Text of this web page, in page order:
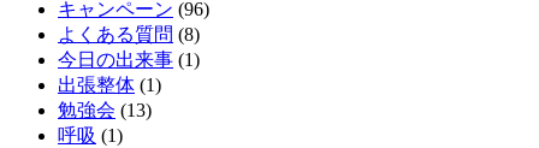
キャンペーン (96)
よくある質問 (8)
今日の出来事 (1)
出張整体 (1)
勉強会 (13)
呼吸 (1)